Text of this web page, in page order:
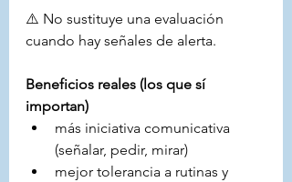
⚠️ No sustituye una evaluación
cuando hay señales de alerta.
Beneficios reales (los que sí
importan)
más iniciativa comunicativa
(señalar, pedir, mirar)
mejor tolerancia a rutinas y